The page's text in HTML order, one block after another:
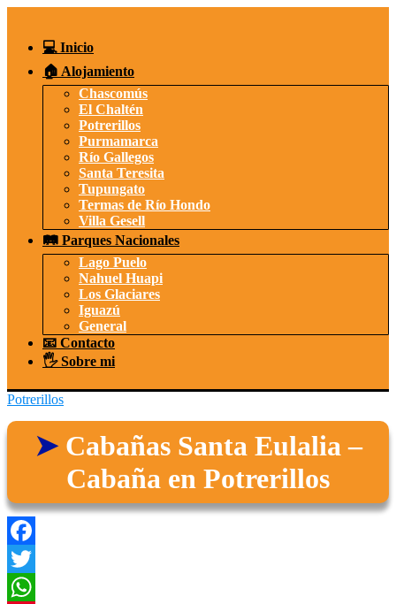
contenido💻 Inicio
🏠 Alojamiento
Chascomús
El Chaltén
Potrerillos
Purmamarca
Río Gallegos
Santa Teresita
Tupungato
Termas de Río Hondo
Villa Gesell
🛤️ Parques Nacionales
Lago Puelo
Nahuel Huapi
Los Glaciares
Iguazú
General
📧 Contacto
🖐️ Sobre mi
Potrerillos
Cabañas Santa Eulalia –
Cabaña en Potrerillos
Facebook
Twitter